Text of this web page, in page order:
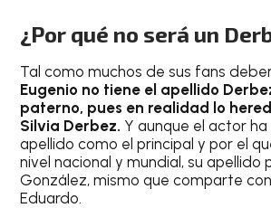
¿Por qué no será un
Tal como muchos de sus fans
Eugenio no tiene el apellido
paterno, pues en realidad lo
Silvia Derbez. Y aunque el actor
apellido como el principal y por el
nivel nacional y mundial, su apellido
González, mismo que comparte
Eduardo.